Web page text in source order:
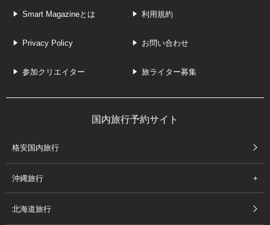
Smart Magazineとは 利用規約
Privacy Policy お問い合わせ
参加クリエイター 旅ライター募集
国内旅行予約サイト
格安国内旅行
沖縄旅行
北海道旅行